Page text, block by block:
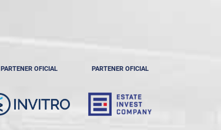
PARTENER OFICIAL PARTENER OFICIAL